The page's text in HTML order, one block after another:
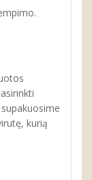
kurią